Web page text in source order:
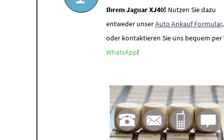
Ihrem Jaguar XJ40! Nutzen Sie dazu
entweder unserAuto Ankauf Formular,
oder kontaktieren Sie uns bequem per
WhatsApp!